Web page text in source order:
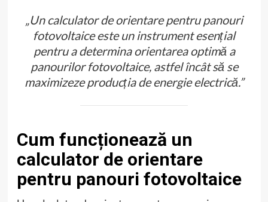
„Un calculator de orientare pentru panouri
fotovoltaice este un instrument esențial
pentru a determina orientarea optimă a
panourilor fotovoltaice, astfel încât să se
maximizeze producția de energie electrică.”
Cum funcționează un
calculator de orientare
pentru panouri fotovoltaice